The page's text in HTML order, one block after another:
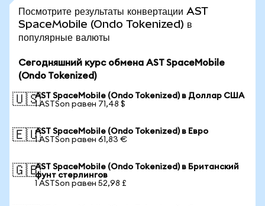
Посмотрите результаты конвертации AST
SpaceMobile (Ondo Tokenized) в
популярные валюты
Сегодняшний курс обмена AST SpaceMobile
(Ondo Tokenized)
🇺🇸AST SpaceMobile (Ondo Tokenized) в Доллар США
1 ASTSon равен 71,48 $
🇪🇺AST SpaceMobile (Ondo Tokenized) в Евро
1 ASTSon равен 61,83 €
🇬🇧AST SpaceMobile (Ondo Tokenized) в Британский
фунт стерлингов
1 ASTSon равен 52,98 £